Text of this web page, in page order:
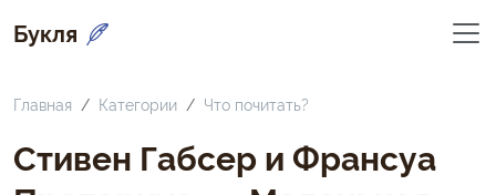
Букля
Главная Категории Что почитать?
Стивен Габсер и Франсуа